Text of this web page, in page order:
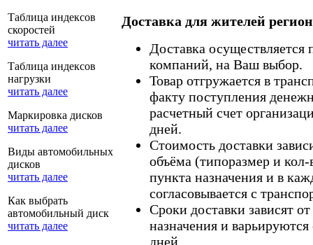
Таблица индексов
скоростей
читать далее
Таблица индексов
нагрузки
читать далее
Маркировка дисков
читать далее
Виды автомобильных
дисков
читать далее
Как выбрать
автомобильный диск
читать далее
Доставка для жителей
Доставка
компаний, на Ваш выбор.
Товар отгружается в
факту поступления
расчетный счет
дней.
Стоимость доставки
объёма (типоразмер и кол-
пункта назначения и в
согласовывается с
Сроки доставки зависят
назначения и
дней.